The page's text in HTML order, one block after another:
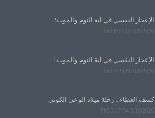
الإعجاز النفسي في آية النوم والموت2
6/8/2026 6:11:07 PM
الإعجاز النفسي في آية النوم والموت1
6/6/2026 4:24:58 PM
كشف الغطاء... رحلة ميلاد الوعي الكوني
5/10/2026 3:17:54 PM